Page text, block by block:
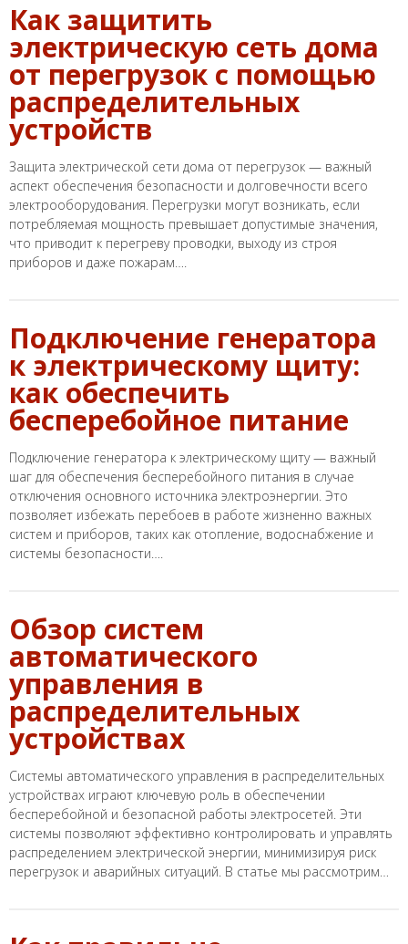
Как защитить
электрическую сеть дома
от перегрузок с помощью
распределительных
устройств
Защита электрической сети дома от перегрузок — важный
аспект обеспечения безопасности и долговечности всего
электрооборудования. Перегрузки могут возникать, если
потребляемая мощность превышает допустимые значения,
что приводит к перегреву проводки, выходу из строя
приборов и даже пожарам….
Подключение генератора
к электрическому щиту:
как обеспечить
бесперебойное питание
Подключение генератора к электрическому щиту — важный
шаг для обеспечения бесперебойного питания в случае
отключения основного источника электроэнергии. Это
позволяет избежать перебоев в работе жизненно важных
систем и приборов, таких как отопление, водоснабжение и
системы безопасности….
Обзор систем
автоматического
управления в
распределительных
устройствах
Системы автоматического управления в распределительных
устройствах играют ключевую роль в обеспечении
бесперебойной и безопасной работы электросетей. Эти
системы позволяют эффективно контролировать и управлять
распределением электрической энергии, минимизируя риск
перегрузок и аварийных ситуаций. В статье мы рассмотрим…